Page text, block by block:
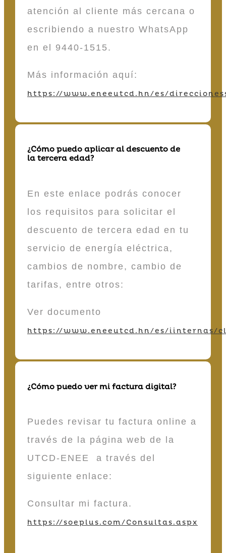
atención al cliente más cercana o
escribiendo a nuestro WhatsApp
en el 9440-1515.
Más información aquí:
https://www.eneeutcd.hn/es/
¿Cómo puedo aplicar al descuento de
la tercera edad?
En este enlace podrás conocer
los requisitos para solicitar el
descuento de tercera edad en tu
servicio de energía eléctrica,
cambios de nombre, cambio de
tarifas, entre otros:
Ver documento
https://www.eneeutcd.hn/es/iinternas/
¿Cómo puedo ver mi factura digital?
Puedes revisar tu factura online a
través de la página web de la
UTCD-ENEE a través del
siguiente enlace:
Consultar mi factura.
https://soeplus.com/Consultas.aspx